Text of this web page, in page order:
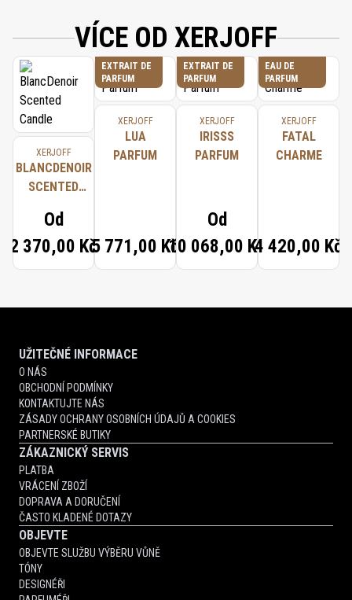
VÍCE OD XERJOFF
XERJOFF
BLANCDENOIR
SCENTED
Od
2 370,00 Kč
EXTRAIT DE
PARFUM
XERJOFF
LUA
PARFUM
5 771,00 Kč
EXTRAIT DE
PARFUM
XERJOFF
IRISSS
PARFUM
Od
10 068,00 Kč
EAU DE
PARFUM
XERJOFF
FATAL
CHARME
4 420,00 Kč
UŽITEČNÉ INFORMACE
O NÁS
OBCHODNÍ PODMÍNKY
KONTAKTUJTE NÁS
ZÁSADY OCHRANY OSOBNÍCH ÚDAJŮ A COOKIES
PARTNERSKÉ BUTIKY
ZÁKAZNICKÝ SERVIS
PLATBA
VRÁCENÍ ZBOŽÍ
DOPRAVA A DORUČENÍ
ČASTO KLADENÉ DOTAZY
OBJEVTE
OBJEVTE SLUŽBU VÝBĚRU VŮNĚ
TÓNY
DESIGNÉŘI